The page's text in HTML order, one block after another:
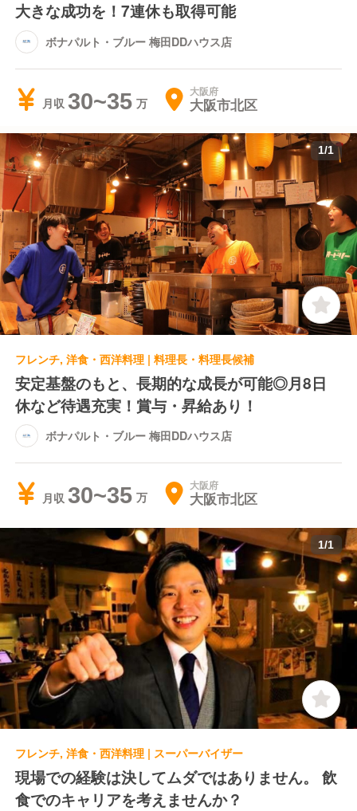
大きな成功を！7連休も取得可能
ボナパルト・ブルー 梅田DDハウス店
月収 30~35 大阪府
大阪市北区
1/1
フレンチ, 洋食・西洋料理 | 料理長・料理長候補
安定基盤のもと、長期的な成長が可能◎月8日
休など待遇充実！賞与・昇給あり！
ボナパルト・ブルー 梅田DDハウス店
月収 30~35 大阪府
大阪市北区
1/1
フレンチ, 洋食・西洋料理 | スーパーバイザー
現場での経験は決してムダではありません。 飲
食でのキャリアを考えませんか？